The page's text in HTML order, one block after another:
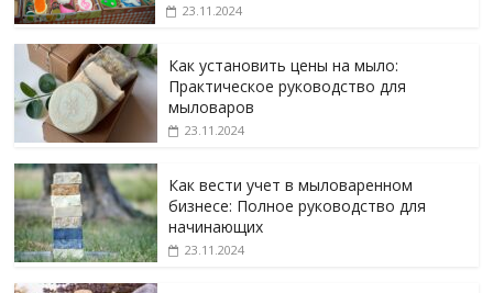
23.11.2024
Как установить цены на мыло:
Практическое руководство для
мыловаров
23.11.2024
Как вести учет в мыловаренном
бизнесе: Полное руководство для
начинающих
23.11.2024